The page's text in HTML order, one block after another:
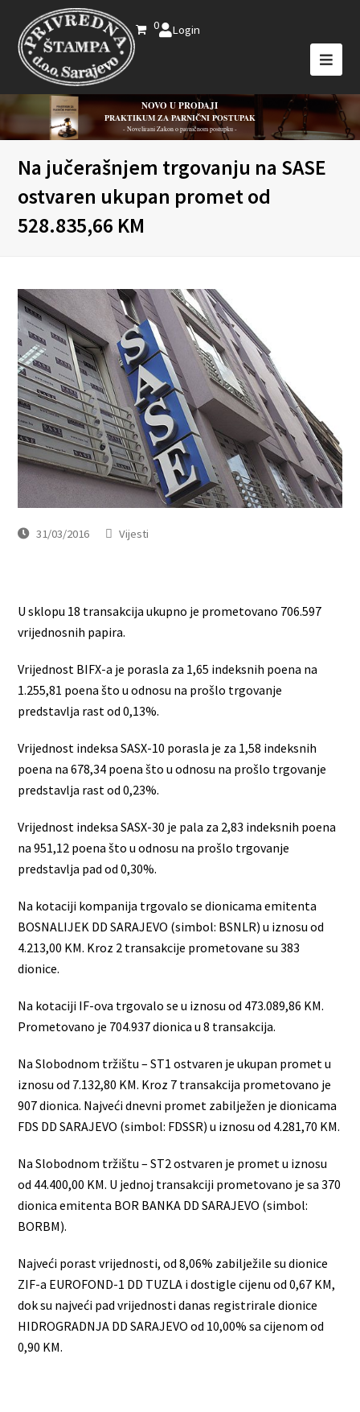
0 Login
NOVO U PRODAJI
PRAKTIKUM ZA PARNIČNI POSTUPAK
- Novelirani Zakon o parničnom postupku -
Na jučerašnjem trgovanju na SASE
ostvaren ukupan promet od
528.835,66 KM
31/03/2016 Vijesti
U sklopu 18 transakcija ukupno je prometovano 706.597
vrijednosnih papira.
Vrijednost BIFX-a je porasla za 1,65 indeksnih poena na
1.255,81 poena što u odnosu na prošlo trgovanje
predstavlja rast od 0,13%.
Vrijednost indeksa SASX-10 porasla je za 1,58 indeksnih
poena na 678,34 poena što u odnosu na prošlo trgovanje
predstavlja rast od 0,23%.
Vrijednost indeksa SASX-30 je pala za 2,83 indeksnih poena
na 951,12 poena što u odnosu na prošlo trgovanje
predstavlja pad od 0,30%.
Na kotaciji kompanija trgovalo se dionicama emitenta
BOSNALIJEK DD SARAJEVO (simbol: BSNLR) u iznosu od
4.213,00 KM. Kroz 2 transakcije prometovane su 383
dionice.
Na kotaciji IF-ova trgovalo se u iznosu od 473.089,86 KM.
Prometovano je 704.937 dionica u 8 transakcija.
Na Slobodnom tržištu – ST1 ostvaren je ukupan promet u
iznosu od 7.132,80 KM. Kroz 7 transakcija prometovano je
907 dionica. Najveći dnevni promet zabilježen je dionicama
FDS DD SARAJEVO (simbol: FDSSR) u iznosu od 4.281,70 KM.
Na Slobodnom tržištu – ST2 ostvaren je promet u iznosu
od 44.400,00 KM. U jednoj transakciji prometovano je sa 370
dionica emitenta BOR BANKA DD SARAJEVO (simbol:
BORBM).
Najveći porast vrijednosti, od 8,06% zabilježile su dionice
ZIF-a EUROFOND-1 DD TUZLA i dostigle cijenu od 0,67 KM,
dok su najveći pad vrijednosti danas registrirale dionice
HIDROGRADNJA DD SARAJEVO od 10,00% sa cijenom od
0,90 KM.